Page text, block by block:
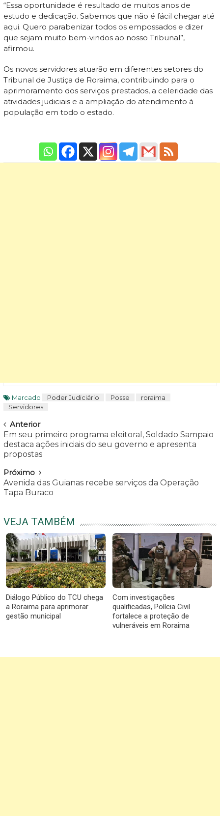
“Essa oportunidade é resultado de muitos anos de
estudo e dedicação. Sabemos que não é fácil chegar até
aqui. Quero parabenizar todos os empossados e dizer
que sejam muito bem-vindos ao nosso Tribunal”,
afirmou.
Os novos servidores atuarão em diferentes setores do
Tribunal de Justiça de Roraima, contribuindo para o
aprimoramento dos serviços prestados, a celeridade das
atividades judiciais e a ampliação do atendimento à
população em todo o estado.
Marcado Poder Judiciário Posse
roraima
Servidores
Navegar
Anterior
Em seu primeiro programa eleitoral, Soldado Sampaio
destaca ações iniciais do seu governo e apresenta
propostas
Próximo
Avenida das Guianas recebe serviços da Operação
Tapa Buraco
VEJA TAMBÉM
Diálogo Público do TCU chega
a Roraima para aprimorar
gestão municipal
Com investigações
qualificadas, Polícia Civil
fortalece a proteção de
vulneráveis em Roraima